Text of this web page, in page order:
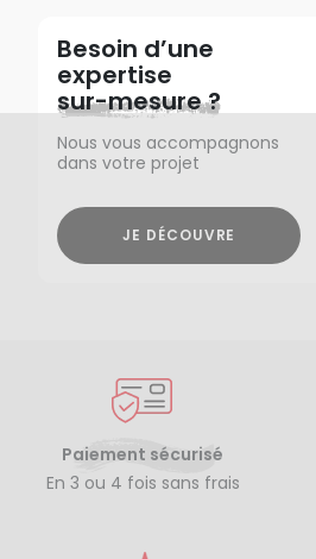
Besoin d’une
expertise
sur-mesure ?
Nous vous accompagnons
dans votre projet
JE DÉCOUVRE
Paiement sécurisé
En 3 ou 4 fois sans frais